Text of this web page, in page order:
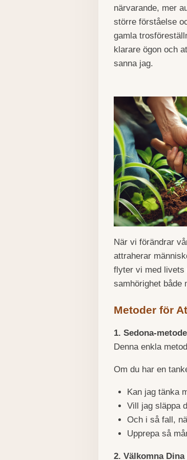
närvarande, mer
större förståelse
gamla
klarare ögon och
sanna jag.
När vi förändrar
attraherar
flyter vi med livets
samhörighet både
Metoder för
1. Sedona-
Denna enkla
Om du har en
Kan jag tänka
Vill jag släppa
Och i så fall,
Upprepa så
2. Välkomna